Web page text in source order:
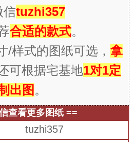
信tuzhi357
合适的款式。
/样式的图纸可选， 拿
可根据宅基地1对1定
出图 。
查看更多图纸 ==
tuzhi357